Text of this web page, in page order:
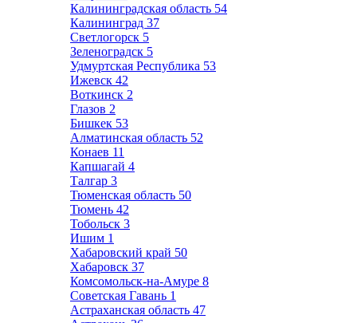
Калининградская область 54
Калининград 37
Светлогорск 5
Зеленоградск 5
Удмуртская Республика 53
Ижевск 42
Воткинск 2
Глазов 2
Бишкек 53
Алматинская область 52
Конаев 11
Капшагай 4
Талгар 3
Тюменская область 50
Тюмень 42
Тобольск 3
Ишим 1
Хабаровский край 50
Хабаровск 37
Комсомольск-на-Амуре 8
Советская Гавань 1
Астраханская область 47